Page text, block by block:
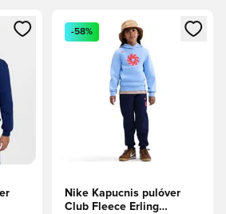
bejelentkezéshez vagy a tagként való
Megnyit egy modált a
-58%
Nike Kapucnis pulóver
Club Fleece Erling